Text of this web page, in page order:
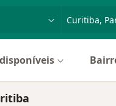
cidade ou